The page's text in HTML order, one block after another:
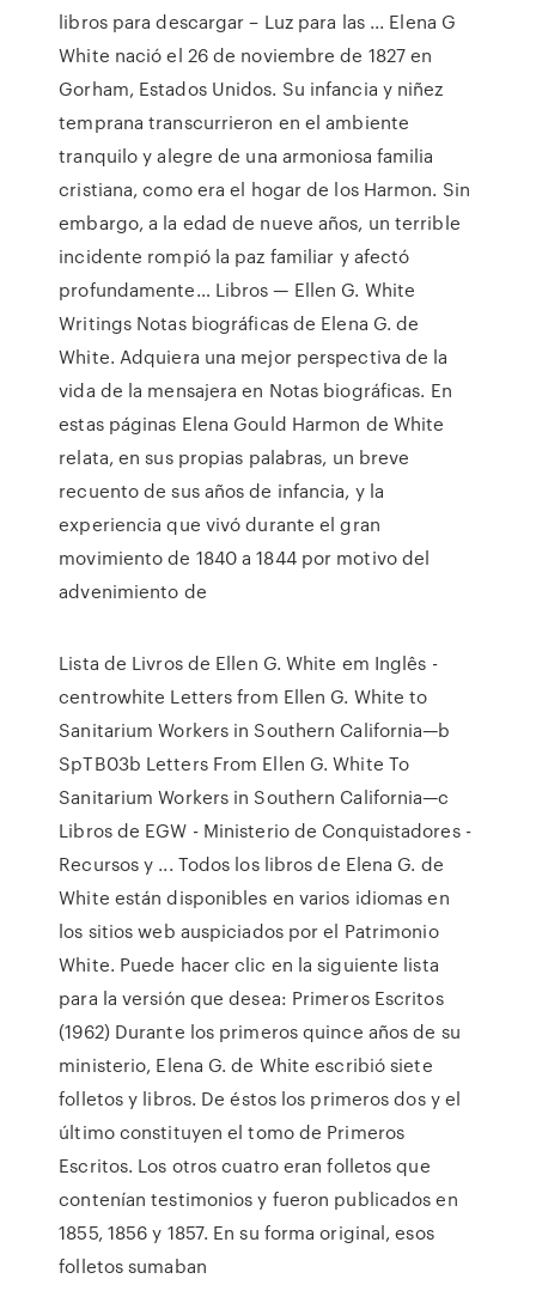
libros para descargar – Luz para las ... Elena G
White nació el 26 de noviembre de 1827 en
Gorham, Estados Unidos. Su infancia y niñez
temprana transcurrieron en el ambiente
tranquilo y alegre de una armoniosa familia
cristiana, como era el hogar de los Harmon. Sin
embargo, a la edad de nueve años, un terrible
incidente rompió la paz familiar y afectó
profundamente… Libros — Ellen G. White
Writings Notas biográficas de Elena G. de
White. Adquiera una mejor perspectiva de la
vida de la mensajera en Notas biográficas. En
estas páginas Elena Gould Harmon de White
relata, en sus propias palabras, un breve
recuento de sus años de infancia, y la
experiencia que vivó durante el gran
movimiento de 1840 a 1844 por motivo del
advenimiento de
Lista de Livros de Ellen G. White em Inglês -
centrowhite Letters from Ellen G. White to
Sanitarium Workers in Southern California—b
SpTB03b Letters From Ellen G. White To
Sanitarium Workers in Southern California—c
Libros de EGW - Ministerio de Conquistadores -
Recursos y ... Todos los libros de Elena G. de
White están disponibles en varios idiomas en
los sitios web auspiciados por el Patrimonio
White. Puede hacer clic en la siguiente lista
para la versión que desea: Primeros Escritos
(1962) Durante los primeros quince años de su
ministerio, Elena G. de White escribió siete
folletos y libros. De éstos los primeros dos y el
último constituyen el tomo de Primeros
Escritos. Los otros cuatro eran folletos que
contenían testimonios y fueron publicados en
1855, 1856 y 1857. En su forma original, esos
folletos sumaban